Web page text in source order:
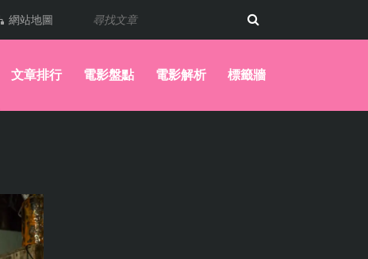
網站地圖
文章排行 電影盤點 電影解析 標籤牆